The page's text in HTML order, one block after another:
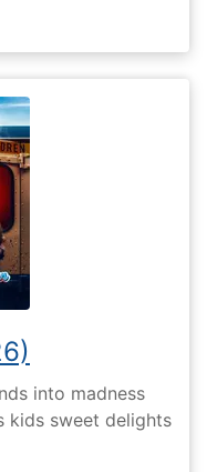
into madness
kids sweet delights